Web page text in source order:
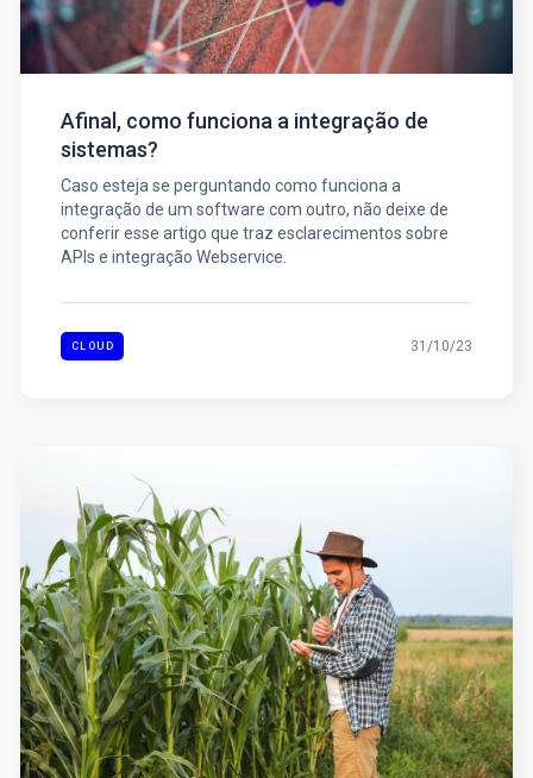
Afinal, como funciona a integração de
sistemas?
Caso esteja se perguntando como funciona a
integração de um software com outro, não deixe de
conferir esse artigo que traz esclarecimentos sobre
APIs e integração Webservice.
CLOUD 31/10/23